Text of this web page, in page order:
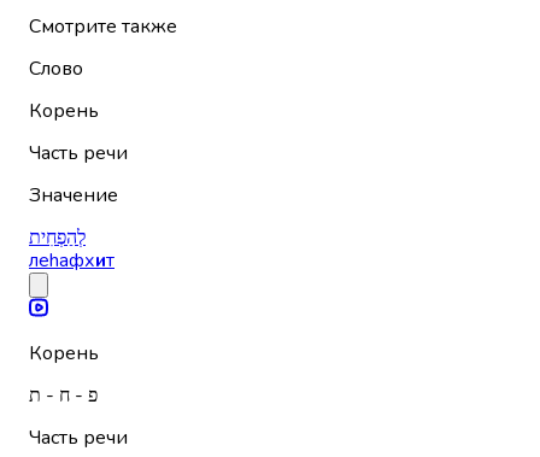
Смотрите также
Слово
Корень
Часть речи
Значение
לְהַפְחִית
леhафхит
Корень
פ - ח - ת
Часть речи